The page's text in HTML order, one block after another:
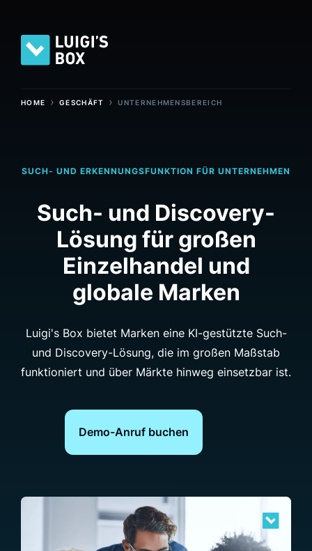
HOME ›GESCHÄFT ›UNTERNEHMENSBEREICH
SUCH- UND ERKENNUNGSFUNKTION FÜR UNTERNEHMEN
Such- und Discovery-
Lösung für großen
Einzelhandel und
globale Marken
Luigi's Box bietet Marken eine KI-gestützte Such-
und Discovery-Lösung, die im großen Maßstab
funktioniert und über Märkte hinweg einsetzbar ist.
Demo-Anruf buchen